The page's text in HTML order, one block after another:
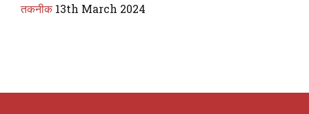
तकनीक 13th March 2024